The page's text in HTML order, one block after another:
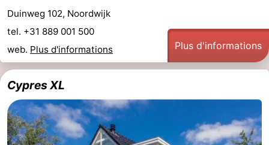
Duinweg 102, Noordwijk
tel. +31 889 001 500
web. Plus d'informations Plus d'informations
Cypres XL